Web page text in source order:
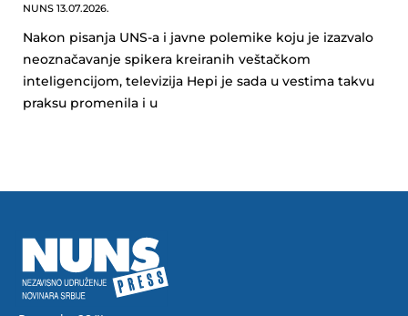
NUNS 13.07.2026.
Nakon pisanja UNS-a i javne polemike koju je izazvalo
neoznačavanje spikera kreiranih veštačkom
inteligencijom, televizija Hepi je sada u vestima takvu
praksu promenila i u